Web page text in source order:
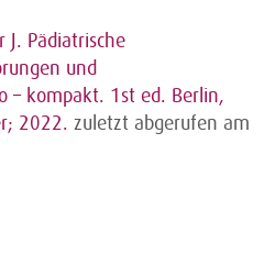
J. Pädiatrische
und
– kompakt. 1st ed. Berlin,
2022. zuletzt abgerufen am